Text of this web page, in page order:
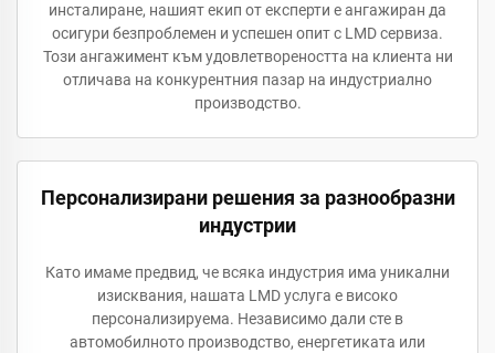
инсталиране, нашият екип от експерти е ангажиран да
осигури безпроблемен и успешен опит с LMD сервиза.
Този ангажимент към удовлетвореността на клиента ни
отличава на конкурентния пазар на индустриално
производство.
Персонализирани решения за разнообразни
индустрии
Като имаме предвид, че всяка индустрия има уникални
изисквания, нашата LMD услуга е високо
персонализируема. Независимо дали сте в
автомобилното производство, енергетиката или